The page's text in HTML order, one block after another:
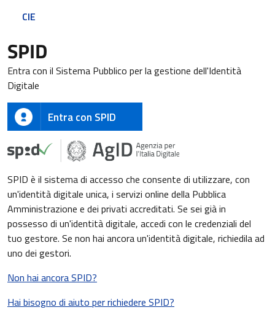
CIE
SPID
Entra con il Sistema Pubblico per la gestione dell'Identità
Digitale
Entra con SPID
SPID è il sistema di accesso che consente di utilizzare, con
un'identità digitale unica, i servizi online della Pubblica
Amministrazione e dei privati accreditati. Se sei già in
possesso di un'identità digitale, accedi con le credenziali del
tuo gestore. Se non hai ancora un'identità digitale, richiedila ad
uno dei gestori.
Non hai ancora SPID?
Hai bisogno di aiuto per richiedere SPID?